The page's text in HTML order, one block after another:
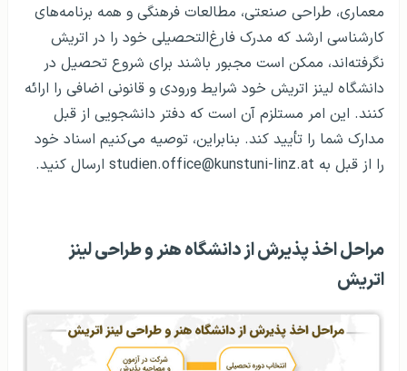
معماری، طراحی صنعتی، مطالعات فرهنگی و همه برنامه‌های
کارشناسی ارشد که مدرک فارغ‌التحصیلی خود را در اتریش
نگرفته‌اند، ممکن است مجبور باشند برای شروع تحصیل در
دانشگاه لینز اتریش خود شرایط ورودی و قانونی اضافی را ارائه
کنند. این امر مستلزم آن است که دفتر دانشجویی از قبل
مدارک شما را تأیید کند. بنابراین، توصیه می‌کنیم اسناد خود
را از قبل به studien.office@kunstuni-linz.at ارسال کنید.
مراحل اخذ پذیرش از دانشگاه هنر و طراحی لینز
اتریش